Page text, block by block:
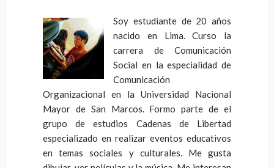
Soy estudiante de 20 años
nacido en Lima. Curso la
carrera de Comunicación
Social en la especialidad de
Comunicación
Organizacional en la Universidad Nacional
Mayor de San Marcos. Formo parte de el
grupo de estudios Cadenas de Libertad
especializado en realizar eventos educativos
en temas sociales y culturales. Me gusta